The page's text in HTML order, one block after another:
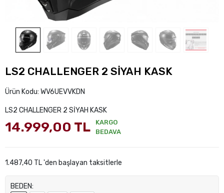
LS2 CHALLENGER 2 SİYAH KASK
Ürün Kodu: WV6UEVVKDN
LS2 CHALLENGER 2 SİYAH KASK
14.999,00 TL
KARGO
BEDAVA
1.487,40 TL 'den başlayan taksitlerle
BEDEN: